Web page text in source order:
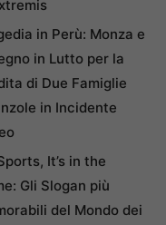
in Perù: Monza e
in Lutto per la
di Due Famiglie
in Incidente
It’s in the
Gli Slogan più
del Mondo dei